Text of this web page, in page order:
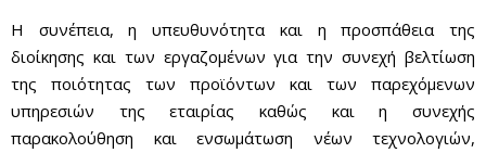
Η συνέπεια, η υπευθυνότητα και η προσπάθεια της
διοίκησης και των εργαζομένων για την συνεχή βελτίωση
της ποιότητας των προϊόντων και των παρεχόμενων
υπηρεσιών της εταιρίας καθώς και η συνεχής
παρακολούθηση και ενσωμάτωση νέων τεχνολογιών,